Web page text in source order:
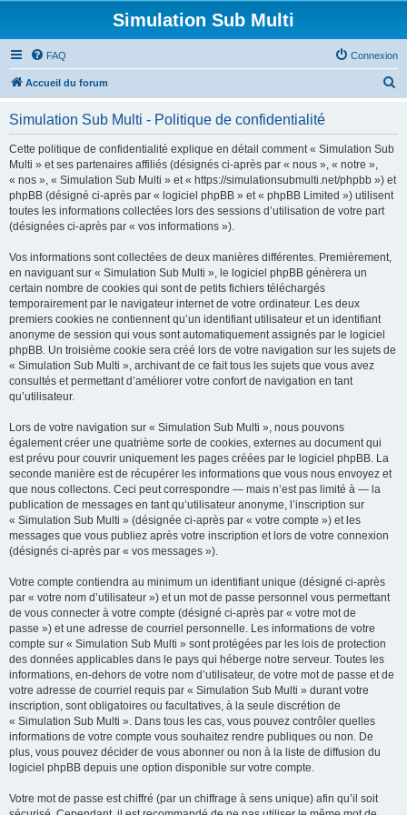
Simulation Sub Multi
FAQ Connexion
Accueil du forum
Simulation Sub Multi - Politique de confidentialité
Cette politique de confidentialité explique en détail comment « Simulation Sub
Multi » et ses partenaires affiliés (désignés ci-après par « nous », « notre »,
« nos », « Simulation Sub Multi » et « https://simulationsubmulti.net/phpbb ») et
phpBB (désigné ci-après par « logiciel phpBB » et « phpBB Limited ») utilisent
toutes les informations collectées lors des sessions d’utilisation de votre part
(désignées ci-après par « vos informations »).
Vos informations sont collectées de deux manières différentes. Premièrement,
en naviguant sur « Simulation Sub Multi », le logiciel phpBB génèrera un
certain nombre de cookies qui sont de petits fichiers téléchargés
temporairement par le navigateur internet de votre ordinateur. Les deux
premiers cookies ne contiennent qu’un identifiant utilisateur et un identifiant
anonyme de session qui vous sont automatiquement assignés par le logiciel
phpBB. Un troisième cookie sera créé lors de votre navigation sur les sujets de
« Simulation Sub Multi », archivant de ce fait tous les sujets que vous avez
consultés et permettant d’améliorer votre confort de navigation en tant
qu’utilisateur.
Lors de votre navigation sur « Simulation Sub Multi », nous pouvons
également créer une quatrième sorte de cookies, externes au document qui
est prévu pour couvrir uniquement les pages créées par le logiciel phpBB. La
seconde manière est de récupérer les informations que vous nous envoyez et
que nous collectons. Ceci peut correspondre — mais n’est pas limité à — la
publication de messages en tant qu’utilisateur anonyme, l’inscription sur
« Simulation Sub Multi » (désignée ci-après par « votre compte ») et les
messages que vous publiez après votre inscription et lors de votre connexion
(désignés ci-après par « vos messages »).
Votre compte contiendra au minimum un identifiant unique (désigné ci-après
par « votre nom d’utilisateur ») et un mot de passe personnel vous permettant
de vous connecter à votre compte (désigné ci-après par « votre mot de
passe ») et une adresse de courriel personnelle. Les informations de votre
compte sur « Simulation Sub Multi » sont protégées par les lois de protection
des données applicables dans le pays qui héberge notre serveur. Toutes les
informations, en-dehors de votre nom d’utilisateur, de votre mot de passe et de
votre adresse de courriel requis par « Simulation Sub Multi » durant votre
inscription, sont obligatoires ou facultatives, à la seule discrétion de
« Simulation Sub Multi ». Dans tous les cas, vous pouvez contrôler quelles
informations de votre compte vous souhaitez rendre publiques ou non. De
plus, vous pouvez décider de vous abonner ou non à la liste de diffusion du
logiciel phpBB depuis une option disponible sur votre compte.
Votre mot de passe est chiffré (par un chiffrage à sens unique) afin qu’il soit